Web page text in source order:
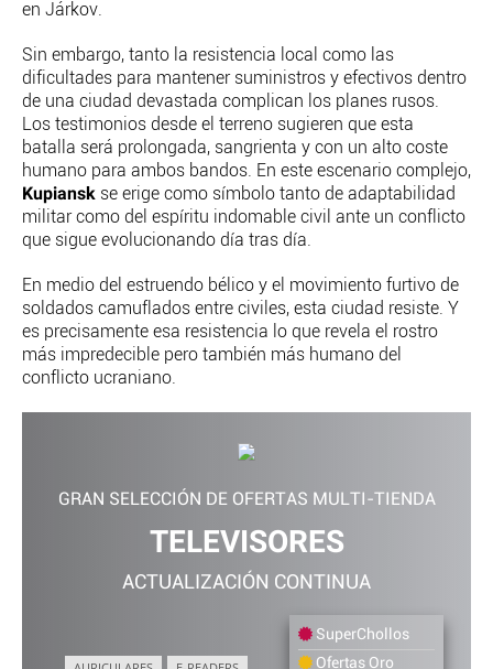
en Járkov.
Sin embargo, tanto la resistencia local como las
dificultades para mantener suministros y efectivos dentro
de una ciudad devastada complican los planes rusos.
Los testimonios desde el terreno sugieren que esta
batalla será prolongada, sangrienta y con un alto coste
humano para ambos bandos. En este escenario complejo,
Kupiansk se erige como símbolo tanto de adaptabilidad
militar como del espíritu indomable civil ante un conflicto
que sigue evolucionando día tras día.
En medio del estruendo bélico y el movimiento furtivo de
soldados camuflados entre civiles, esta ciudad resiste. Y
es precisamente esa resistencia lo que revela el rostro
más impredecible pero también más humano del
conflicto ucraniano.
GRAN SELECCIÓN DE OFERTAS MULTI-TIENDA
TELEVISORES
ACTUALIZACIÓN CONTINUA
SuperChollos
Ofertas Oro